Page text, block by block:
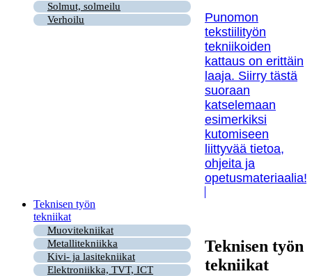
Solmut, solmeilu
Verhoilu
Punomon
tekstiilityön
tekniikoiden
kattaus on erittäin
laaja. Siirry tästä
suoraan
katselemaan
esimerkiksi
kutomiseen
liittyvää tietoa,
ohjeita ja
opetusmateriaalia!
Teknisen työn
tekniikat
Muovitekniikat
Metallitekniikka
Kivi- ja lasitekniikat
Elektroniikka, TVT, ICT
Teknisen työn
tekniikat